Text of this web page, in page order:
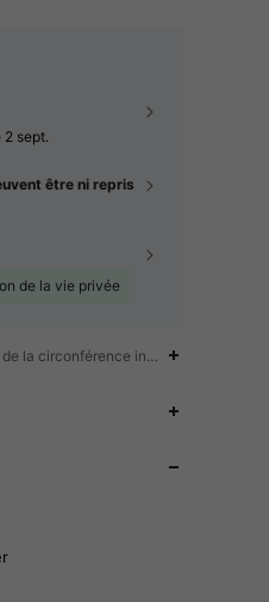
2 sept.
être ni repris
de la vie privée
la circonférence inférieure la plus